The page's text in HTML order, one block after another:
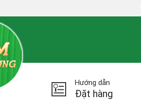
Hướng dẫn
Đặt hàng